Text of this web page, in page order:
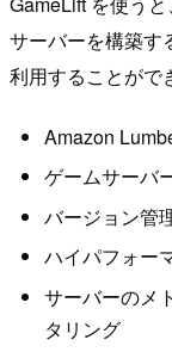
サーバーを構築す
利用することがで
Amazon
ゲームサーバ
バージョン管
ハイパフォー
サーバーのメ
タリング